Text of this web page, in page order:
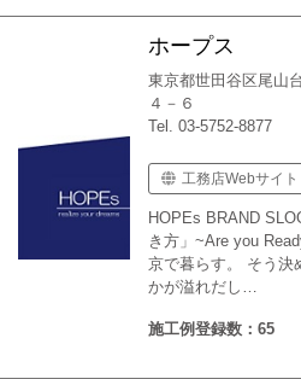
ホープス
東京都世田谷区尾山
４－６
Tel. 03-5752-8877
工務店Webサイト
HOPEs BRAND
き方」~Are you
京で暮らす。 そう決
かが溢れだし…
施工例登録数：65